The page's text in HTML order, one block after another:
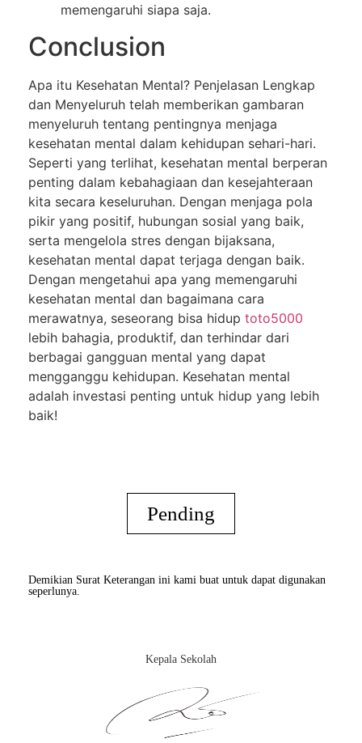
memengaruhi siapa saja.
Conclusion
Apa itu Kesehatan Mental? Penjelasan Lengkap
dan Menyeluruh telah memberikan gambaran
menyeluruh tentang pentingnya menjaga
kesehatan mental dalam kehidupan sehari-hari.
Seperti yang terlihat, kesehatan mental berperan
penting dalam kebahagiaan dan kesejahteraan
kita secara keseluruhan. Dengan menjaga pola
pikir yang positif, hubungan sosial yang baik,
serta mengelola stres dengan bijaksana,
kesehatan mental dapat terjaga dengan baik.
Dengan mengetahui apa yang memengaruhi
kesehatan mental dan bagaimana cara
merawatnya, seseorang bisa hidup toto5000
lebih bahagia, produktif, dan terhindar dari
berbagai gangguan mental yang dapat
mengganggu kehidupan. Kesehatan mental
adalah investasi penting untuk hidup yang lebih
baik!
Pending
Demikian Surat Keterangan ini kami buat untuk dapat digunakan
seperlunya.
Kepala Sekolah